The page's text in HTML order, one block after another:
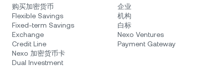
购买加密货币
Flexible Savings
Fixed-term Savings
Exchange
Credit Line
Nexo 加密货币卡
Dual Investment
企业
机构
白标
Nexo Ventures
Payment Gateway